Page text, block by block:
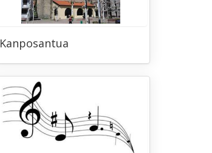
Kanposantua